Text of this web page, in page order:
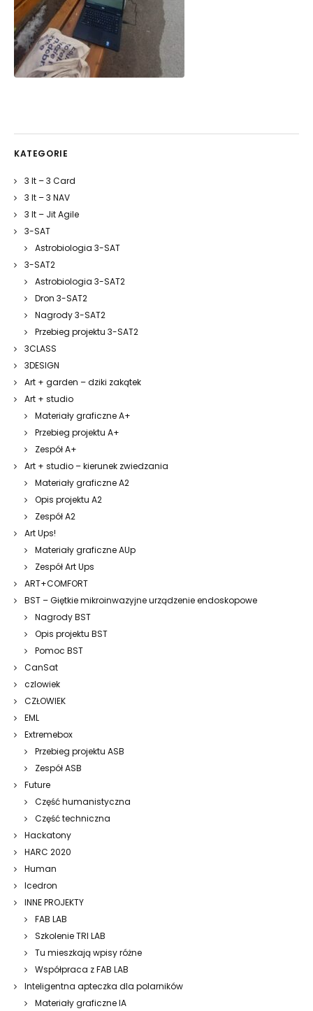
KATEGORIE
3 It – 3 Card
3 It – 3 NAV
3 It – Jit Agile
3-SAT
Astrobiologia 3-SAT
3-SAT2
Astrobiologia 3-SAT2
Dron 3-SAT2
Nagrody 3-SAT2
Przebieg projektu 3-SAT2
3CLASS
3DESIGN
Art + garden – dziki zakątek
Art + studio
Materiały graficzne A+
Przebieg projektu A+
Zespół A+
Art + studio – kierunek zwiedzania
Materiały graficzne A2
Opis projektu A2
Zespół A2
Art Ups!
Materiały graficzne AUp
Zespół Art Ups
ART+COMFORT
BST – Giętkie mikroinwazyjne urządzenie endoskopowe
Nagrody BST
Opis projektu BST
Pomoc BST
CanSat
czlowiek
CZŁOWIEK
EML
Extremebox
Przebieg projektu ASB
Zespół ASB
Future
Część humanistyczna
Część techniczna
Hackatony
HARC 2020
Human
Icedron
INNE PROJEKTY
FAB LAB
Szkolenie TRI LAB
Tu mieszkają wpisy różne
Współpraca z FAB LAB
Inteligentna apteczka dla polarników
Materiały graficzne IA